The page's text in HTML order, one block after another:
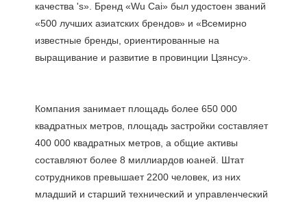
качества 's». Бренд «Wu Cai» был удостоен званий
«500 лучших азиатских брендов» и «Всемирно
известные бренды, ориентированные на
Компания занимает площадь более 650 000
квадратных метров, площадь застройки составляет
400 000 квадратных метров, а общие активы
составляют более 8 миллиардов юаней. Штат
сотрудников превышает 2200 человек, из них
младший и старший технический и управленческий